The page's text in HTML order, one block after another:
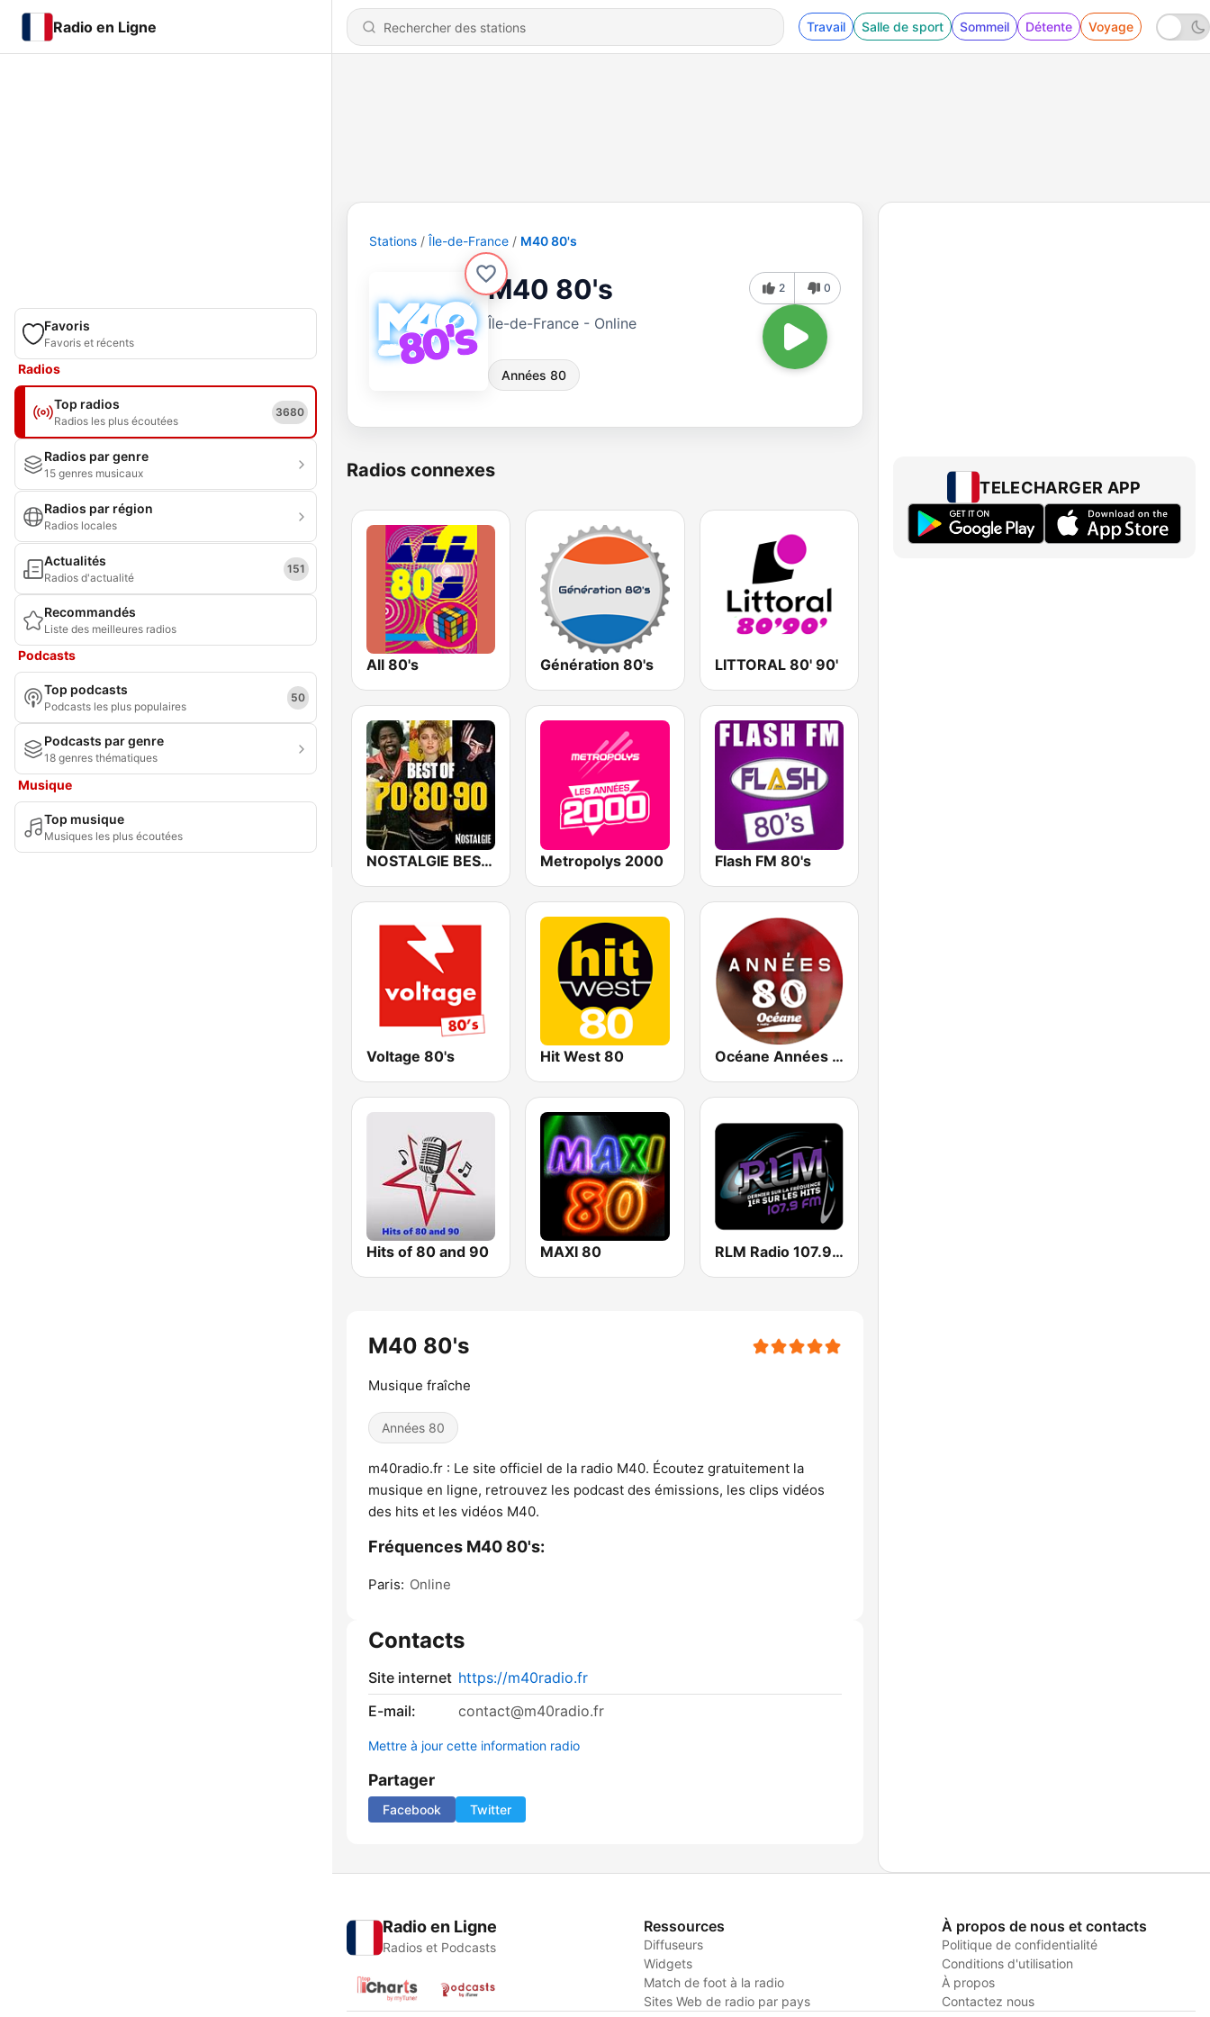
Radio en Ligne Travail Salle de sport Sommeil Détente Voyage
Favoris
Favoris et récents
Radios
Top radios
Radios les plus écoutées
3680
Radios par genre
15 genres musicaux
Radios par région
Radios locales
Actualités
Radios d'actualité
151
Recommandés
Liste des meilleures radios
Podcasts
Top podcasts
Podcasts les plus populaires
50
Podcasts par genre
18 genres thématiques
Musique
Top musique
Musiques les plus écoutées
Stations Île-de-France M40 80's
M40 80's
Île-de-France - Online
Années 80
2 0
Radios connexes
All 80's Génération 80's LITTORAL 80' 90'
NOSTALGIE BEST OF 70 80 90 Metropolys 2000 Flash FM 80's
Voltage 80's Hit West 80 Océane Années 80
Hits of 80 and 90 MAXI 80 RLM Radio 107.9 FM
M40 80's
Musique fraîche
Années 80
m40radio.fr : Le site officiel de la radio M40. Écoutez gratuitement la
musique en ligne, retrouvez les podcast des émissions, les clips vidéos
des hits et les vidéos M40.
Fréquences M40 80's:
Paris: Online
Contacts
Site internet https://m40radio.fr
E-mail:
contact@m40radio.fr
Mettre à jour cette information radio
Partager
Facebook Twitter
TELECHARGER APP
Radio en Ligne
Radios et Podcasts
Ressources
Diffuseurs
Widgets
Match de foot à la radio
Sites Web de radio par pays
À propos de nous et contacts
Politique de confidentialité
Conditions d'utilisation
À propos
Contactez nous